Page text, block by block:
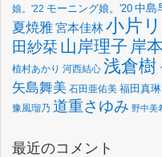
娘。'22 モーニング娘。'20 中島
夏焼雅宮本佳林小片
田紗栞 山岸理子 岸
植村あかり 河西結心 浅倉樹
矢島舞美 石田亜佑美 福田真琳
豫風瑠乃 道重さゆみ 野中美
最近のコメント